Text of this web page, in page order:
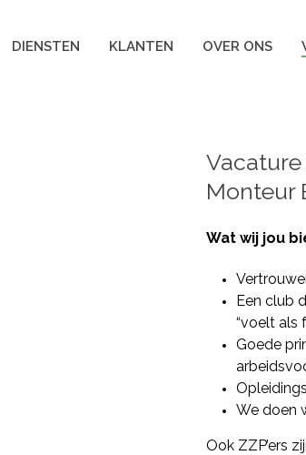
DIENSTEN KLANTEN OVER ONS
Monteur
Wat wij jou
Een club
“voelt als
Goede
We doen
Ook ZZP’ers